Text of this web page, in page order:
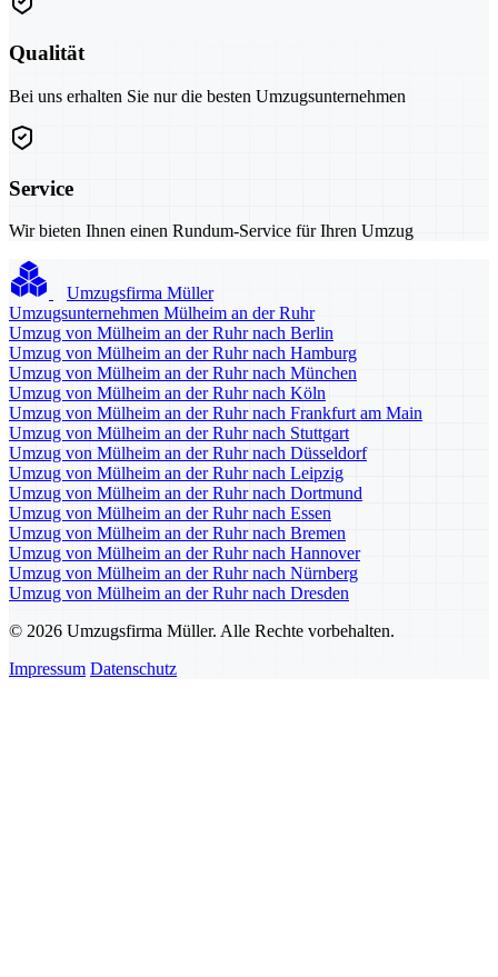
Qualität
Bei uns erhalten Sie nur die besten Umzugsunternehmen
Service
Wir bieten Ihnen einen Rundum-Service für Ihren Umzug
Umzugsfirma Müller
Umzugsunternehmen Mülheim an der Ruhr
Umzug von Mülheim an der Ruhr nach Berlin
Umzug von Mülheim an der Ruhr nach Hamburg
Umzug von Mülheim an der Ruhr nach München
Umzug von Mülheim an der Ruhr nach Köln
Umzug von Mülheim an der Ruhr nach Frankfurt am Main
Umzug von Mülheim an der Ruhr nach Stuttgart
Umzug von Mülheim an der Ruhr nach Düsseldorf
Umzug von Mülheim an der Ruhr nach Leipzig
Umzug von Mülheim an der Ruhr nach Dortmund
Umzug von Mülheim an der Ruhr nach Essen
Umzug von Mülheim an der Ruhr nach Bremen
Umzug von Mülheim an der Ruhr nach Hannover
Umzug von Mülheim an der Ruhr nach Nürnberg
Umzug von Mülheim an der Ruhr nach Dresden
© 2026 Umzugsfirma Müller. Alle Rechte vorbehalten.
Impressum Datenschutz